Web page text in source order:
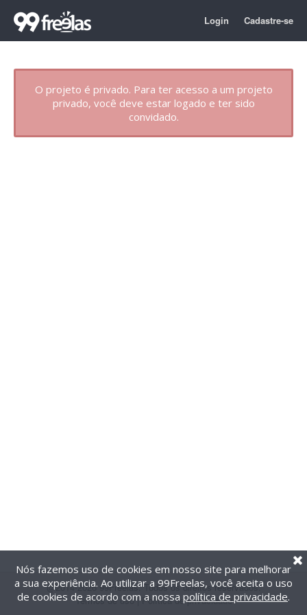
Login Cadastre-se
O projeto é privado. Para ter acesso a um projeto
privado, você deve estar logado e ter sido
convidado.
@2014-2026 99Freelas. Todos os direitos reservados.
Termos de uso| Política de privacidade
Nós fazemos uso de cookies em nosso site para melhorar
a sua experiência. Ao utilizar a 99Freelas, você aceita o uso
de cookies de acordo com a nossa política de privacidade.